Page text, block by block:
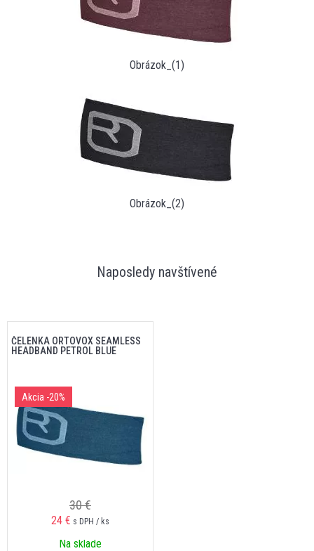
Obrázok_(1)
Obrázok_(2)
Naposledy navštívené
ČELENKA ORTOVOX SEAMLESS
HEADBAND PETROL BLUE
Akcia -20%
30 €
24 € s DPH / ks
Na sklade